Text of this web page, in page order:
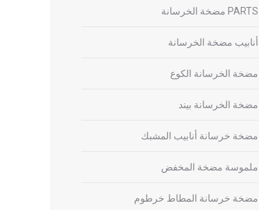
PARTS مضخة الخرسانة
أنابيب مضخة الخرسانة
مضخة الخرسانة الكوع
مضخة الخرسانة بيند
مضخة خرسانة أنابيب المشبك
ملموسة مضخة المخفض
مضخة خرسانة المطاط خرطوم